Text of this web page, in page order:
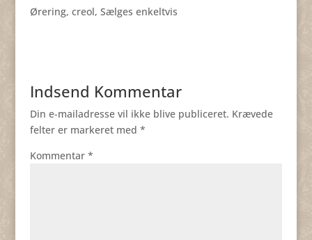
Ørering, creol, Sælges enkeltvis
Indsend Kommentar
Din e-mailadresse vil ikke blive publiceret. Krævede
felter er markeret med *
Kommentar *